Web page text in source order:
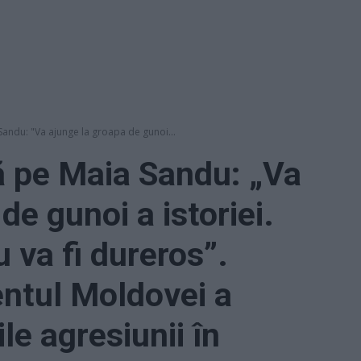
"Va ajunge la groapa de gunoi...
Maia Sandu: „Va
gunoi a istoriei.
va fi dureros”.
Moldovei a
agresiunii în